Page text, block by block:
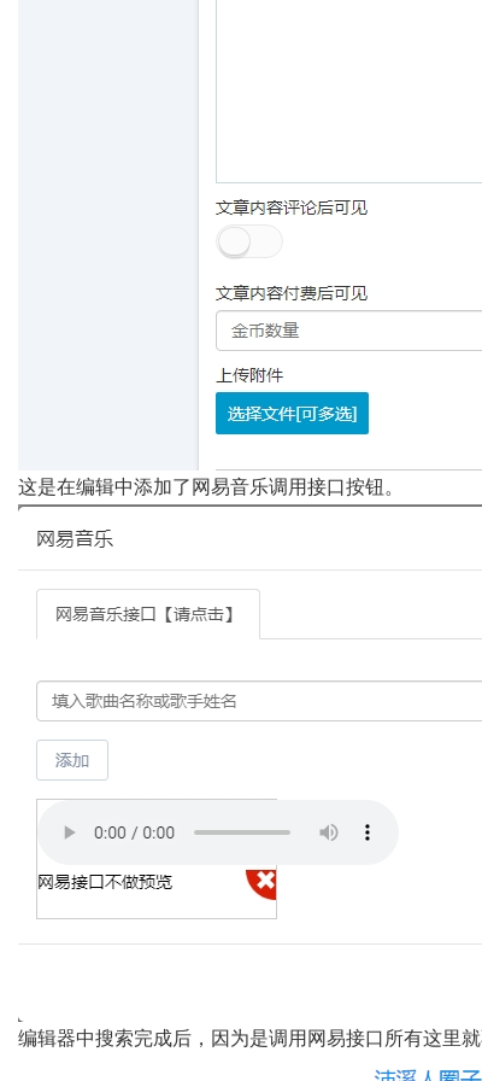
这是在编辑中添加了网易音乐调用接口按钮。
编辑器中搜索完成后，因为是调用网易接口所有这里